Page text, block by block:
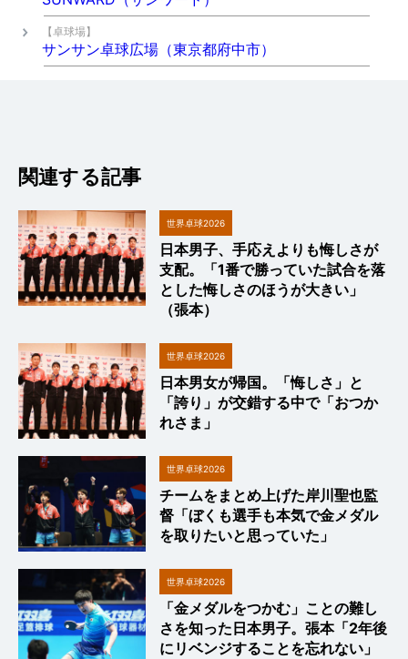
【卓球場】
サンサン卓球広場（東京都府中市）
関連する記事
世界卓球2026
日本男子、手応えよりも悔しさが
支配。「1番で勝っていた試合を落
とした悔しさのほうが大きい」
（張本）
世界卓球2026
日本男女が帰国。「悔しさ」と
「誇り」が交錯する中で「おつか
れさま」
世界卓球2026
チームをまとめ上げた岸川聖也監
督「ぼくも選手も本気で金メダル
を取りたいと思っていた」
世界卓球2026
「金メダルをつかむ」ことの難し
さを知った日本男子。張本「2年後
にリベンジすることを忘れない」